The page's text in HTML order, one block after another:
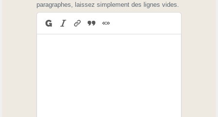
paragraphes, laissez simplement des lignes vides.